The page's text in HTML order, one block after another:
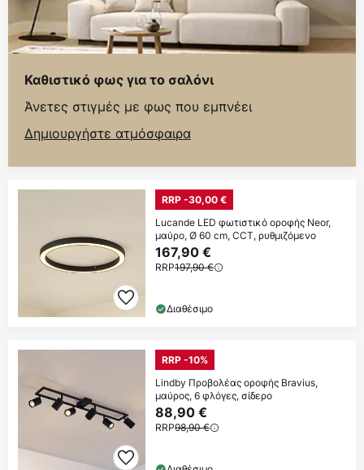
Καθιστικό φως για το σαλόνι
Άνετες στιγμές με φως που εμπνέει
Δημιουργήστε ατμόσφαιρα
RRP -30,00 €
Lucande LED φωτιστικό οροφής Neor,
μαύρο, Ø 60 cm, CCT, ρυθμιζόμενο
167,90 €
RRP197,90 €
Διαθέσιμο
RRP -10%
Lindby Προβολέας οροφής Bravius,
μαύρος, 6 φλόγες, σίδερο
88,90 €
RRP98,90 €